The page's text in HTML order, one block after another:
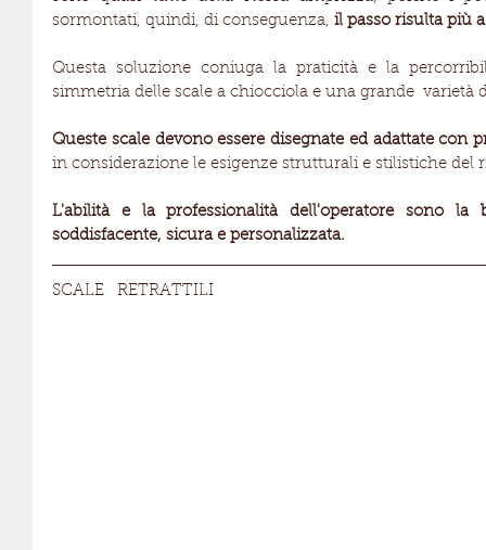
sormontati, quindi, di conseguenza, il passo risulta più
Questa soluzione coniuga la praticità e la
simmetria delle scale a chiocciola e una grande  varietà
Queste scale devono essere disegnate ed adattate con
in considerazione le esigenze strutturali e stilistiche del
L'abilità e la professionalità dell'operatore sono la
soddisfacente, sicura e personalizzata.
SCALE   RETRATTILI